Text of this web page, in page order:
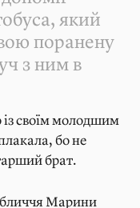
який
поранену
з ним в
із своїм молодшим
бо не
брат.
Марини